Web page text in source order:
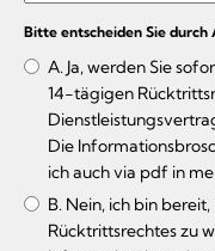
Bitte entscheiden Sie durch
A. Ja, werden Sie
14-tägigen
Die
ich auch via pdf in
B. Nein, ich bin
Rücktrittsrechtes zu